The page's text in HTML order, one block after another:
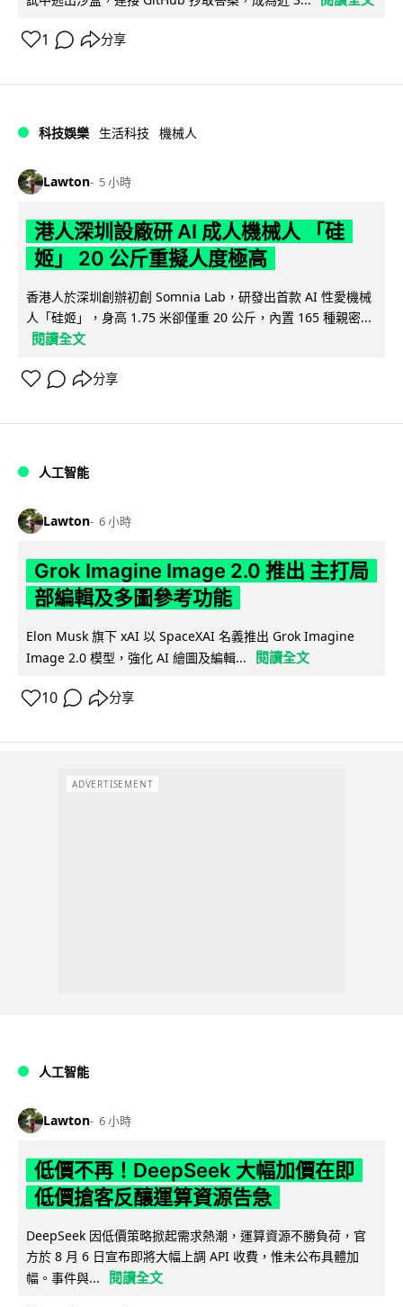
1 分享
科技娛樂 生活科技 機械人
Lawton 5 小時
港人深圳設廠研 AI 成人機械人 「硅
姬」 20 公斤重擬人度極高
香港人於深圳創辦初創 Somnia Lab，研發出首款 AI 性愛機械
人「硅姬」，身高 1.75 米卻僅重 20 公斤，內置 165 種親密...
閱讀全文
分享
人工智能
Lawton 6 小時
Grok Imagine Image 2.0 推出 主打局
部編輯及多圖參考功能
Elon Musk 旗下 xAI 以 SpaceXAI 名義推出 Grok Imagine
Image 2.0 模型，強化 AI 繪圖及編輯...
閱讀全文
10 分享
ADVERTISEMENT
人工智能
Lawton 6 小時
低價不再！DeepSeek 大幅加價在即
低價搶客反釀運算資源告急
DeepSeek 因低價策略掀起需求熱潮，運算資源不勝負荷，官
方於 8 月 6 日宣布即將大幅上調 API 收費，惟未公布具體加
幅。事件與...
閱讀全文